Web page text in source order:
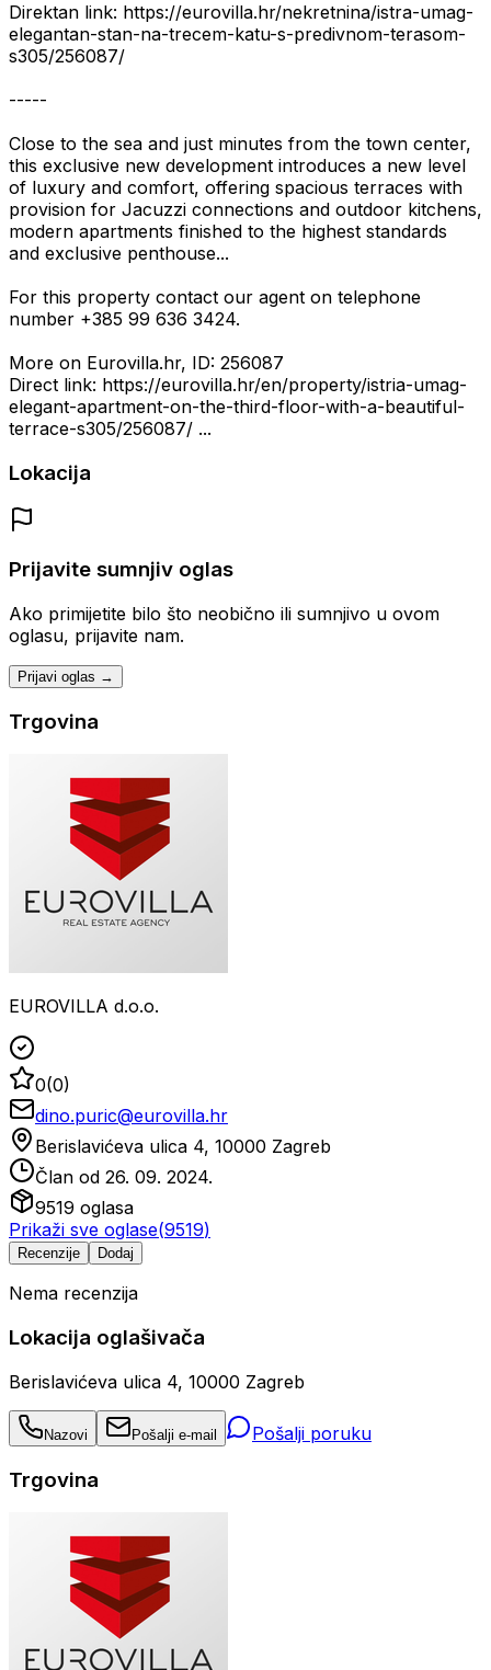
Direktan link: https://eurovilla.hr/nekretnina/istra-umag-
elegantan-stan-na-trecem-katu-s-predivnom-terasom-
s305/256087/
-----
Close to the sea and just minutes from the town center,
this exclusive new development introduces a new level
of luxury and comfort, offering spacious terraces with
provision for Jacuzzi connections and outdoor kitchens,
modern apartments finished to the highest standards
and exclusive penthouse...
For this property contact our agent on telephone
number +385 99 636 3424.
More on Eurovilla.hr, ID: 256087
Direct link: https://eurovilla.hr/en/property/istria-umag-
elegant-apartment-on-the-third-floor-with-a-beautiful-
terrace-s305/256087/ ...
Lokacija
Prijavite sumnjiv oglas
Ako primijetite bilo što neobično ili sumnjivo u ovom
oglasu, prijavite nam.
Prijavi oglas →
Trgovina
EUROVILLA d.o.o.
0(0)
dino.puric@eurovilla.hr
Berislavićeva ulica 4, 10000 Zagreb
Član od 26. 09. 2024.
9519 oglasa
Prikaži sve oglase(9519)
Recenzije Dodaj
Nema recenzija
Lokacija oglašivača
Berislavićeva ulica 4, 10000 Zagreb
Nazovi Pošalji e-mail Pošalji poruku
Trgovina